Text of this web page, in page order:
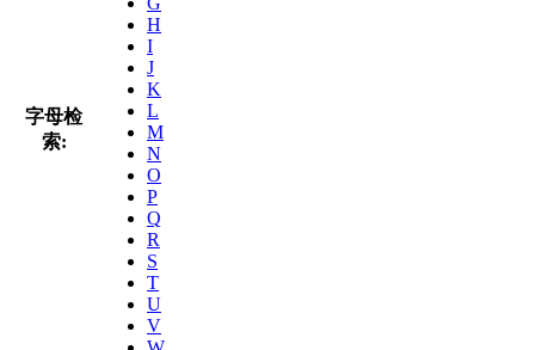
字母检
索:
H
I
J
K
L
M
N
O
P
Q
R
S
T
U
V